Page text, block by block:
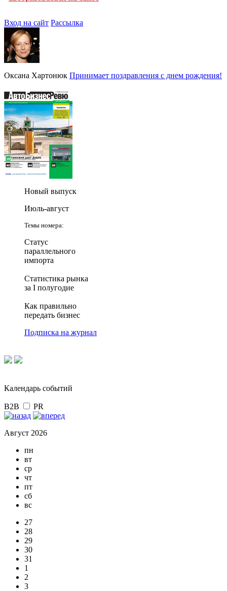
Вход на сайт Рассылка
Оксана Хартонюк Принимает поздравления с днем рождения!
Новый выпуск
Июль-август
Темы номера:
Статус
параллельного
импорта
Статистика рынка
за I полугодие
Как правильно
передать бизнес
Подписка на журнал
Календарь событий
B2B PR
Август 2026
пн
вт
ср
чт
пт
сб
вс
27
28
29
30
31
1
2
3